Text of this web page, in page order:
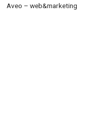
Aveo – web&marketing